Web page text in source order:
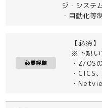
ジ・システ
・自動化等
必要経験
【必須】
※下記い
・Z/OS
・CICS
・